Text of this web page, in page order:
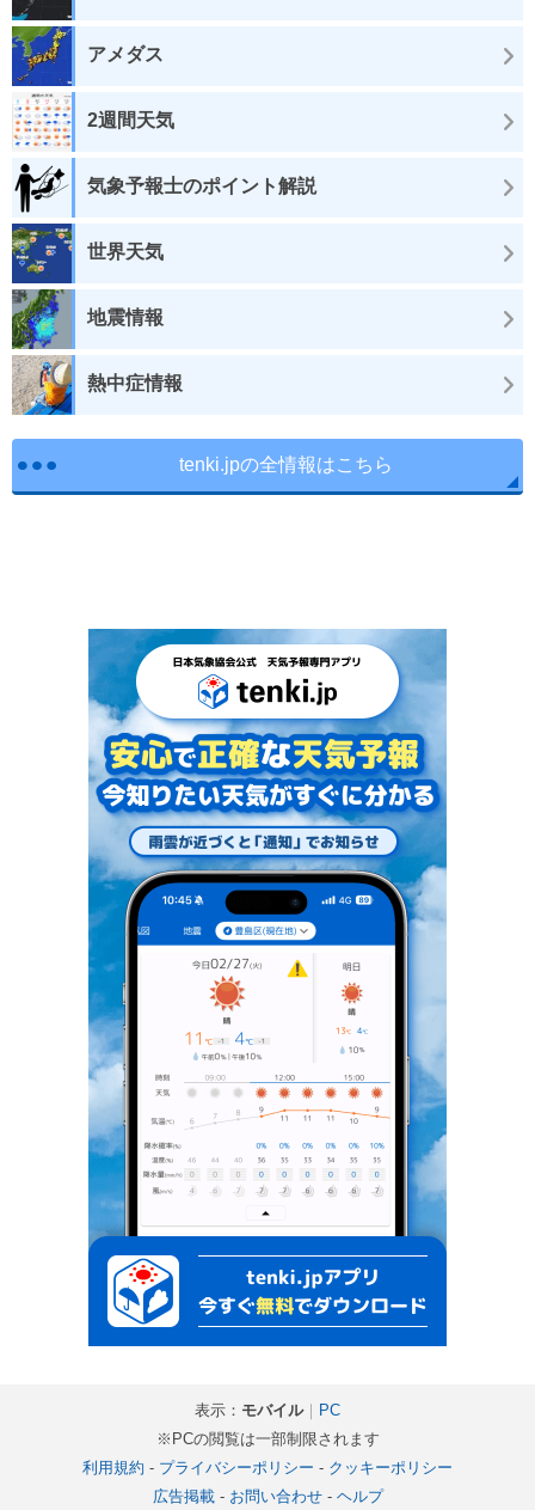
アメダス
2週間天気
気象予報士のポイント解説
世界天気
地震情報
熱中症情報
tenki.jpの全情報はこちら
表示： モバイル｜ PC
※PCの閲覧は一部制限されます
利用規約 - プライバシーポリシー - クッキーポリシー
広告掲載- お問い合わせ- ヘルプ